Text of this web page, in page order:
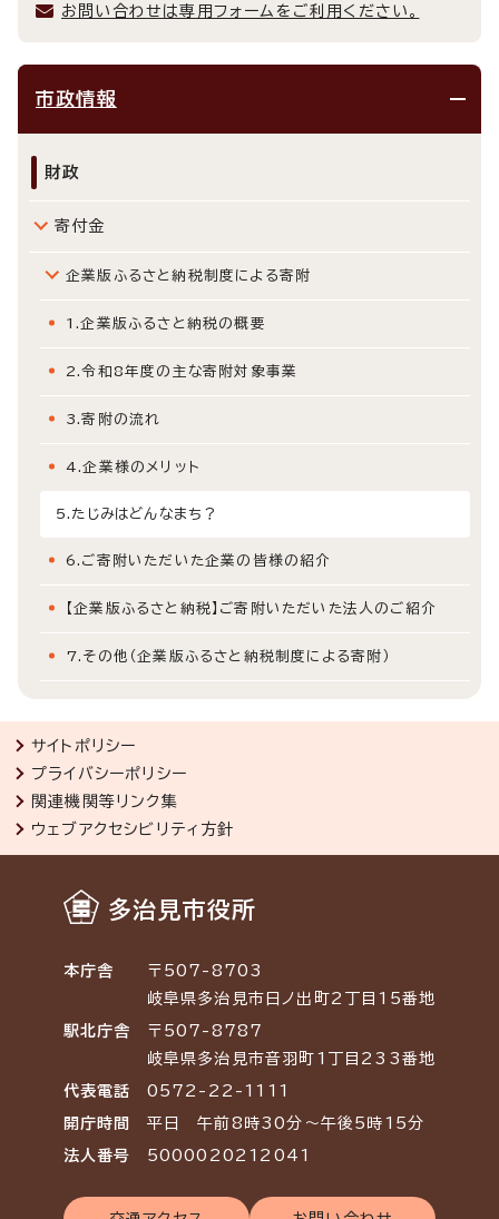
お問い合わせは専用フォームをご利用ください。
市政情報
財政
寄付金
企業版ふるさと納税制度による寄附
1.企業版ふるさと納税の概要
2.令和8年度の主な寄附対象事業
3.寄附の流れ
4.企業様のメリット
5.たじみはどんなまち？
6.ご寄附いただいた企業の皆様の紹介
【企業版ふるさと納税】ご寄附いただいた法人のご紹介
7.その他（企業版ふるさと納税制度による寄附）
サイトポリシー
プライバシーポリシー
関連機関等リンク集
ウェブアクセシビリティ方針
多治見市役所
本庁舎
〒507-8703
岐阜県多治見市日ノ出町2丁目15番地
駅北庁舎
〒507-8787
岐阜県多治見市音羽町1丁目233番地
代表電話 0572-22-1111
開庁時間 平日 午前8時30分～午後5時15分
法人番号 5000020212041